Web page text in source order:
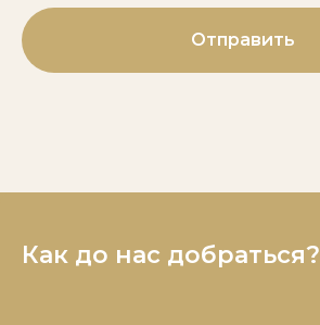
Отправить
Как до нас добраться?